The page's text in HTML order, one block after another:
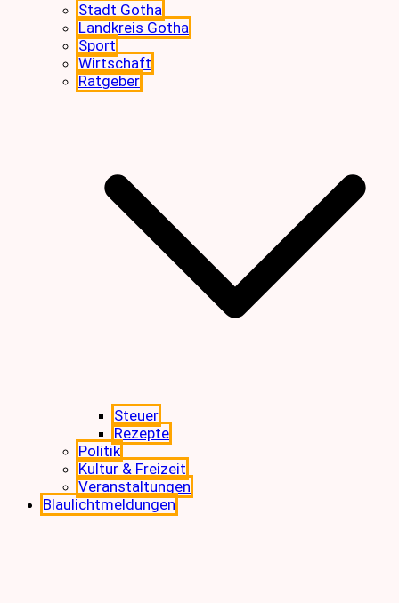
Stadt Gotha
Landkreis Gotha
Sport
Wirtschaft
Ratgeber
Steuer
Rezepte
Politik
Kultur & Freizeit
Veranstaltungen
Blaulichtmeldungen